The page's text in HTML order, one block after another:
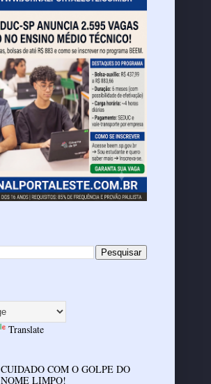
Translate
CUIDADO COM O GOLPE DO
NOME LIMPO!